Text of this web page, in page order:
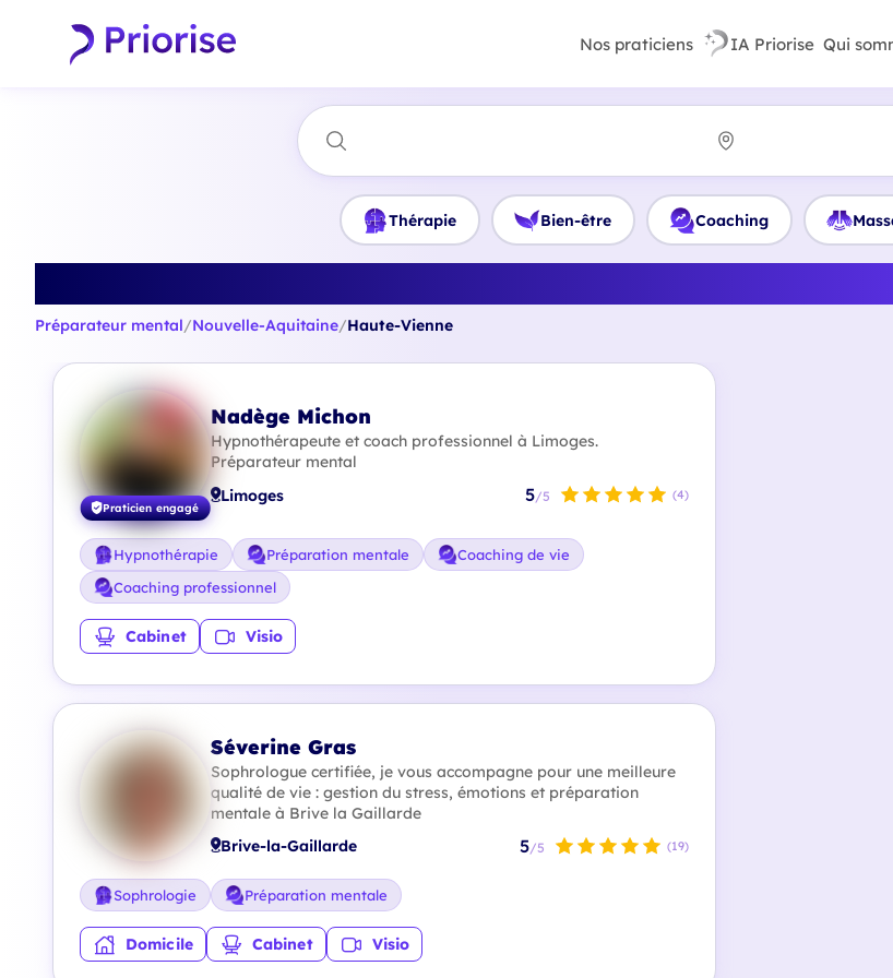
Nos praticiens IA Priorise Qui
Thérapie Bien-être Coaching
Préparateur mental/Nouvelle-Aquitaine/Haute-Vienne
Praticien engagé
Nadège Michon
Hypnothérapeute et coach professionnel à Limoges.
Préparateur mental
Limoges 5/5 (4)
Hypnothérapie Préparation mentale
Coaching de vie
Coaching professionnel
Cabinet Visio
Séverine Gras
Sophrologue certifiée, je vous accompagne pour une meilleure
qualité de vie : gestion du stress, émotions et préparation
mentale à Brive la Gaillarde
Brive-la-Gaillarde 5/5 (19)
Sophrologie Préparation mentale
Domicile Cabinet Visio